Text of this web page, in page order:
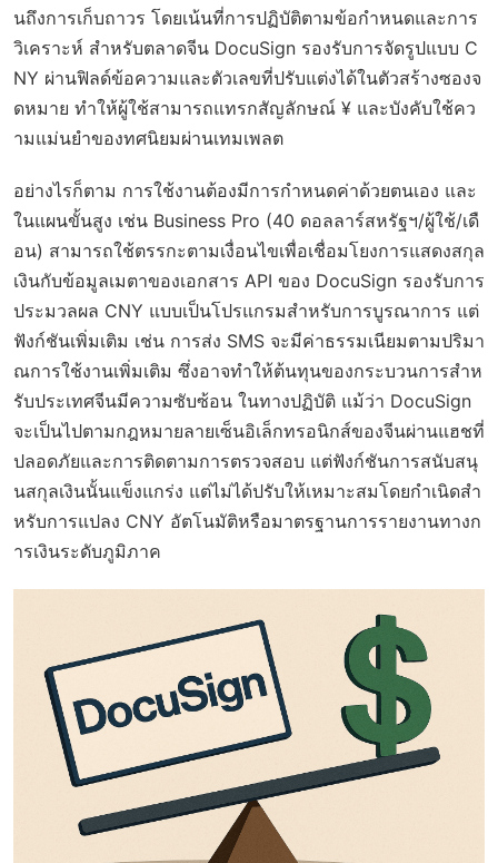
นถึงการเก็บถาวร โดยเน้นที่การปฏิบัติตามข้อกำหนดและการ
วิเคราะห์ สำหรับตลาดจีน DocuSign รองรับการจัดรูปแบบ C
NY ผ่านฟิลด์ข้อความและตัวเลขที่ปรับแต่งได้ในตัวสร้างซองจ
ดหมาย ทำให้ผู้ใช้สามารถแทรกสัญลักษณ์ ¥ และบังคับใช้คว
ามแม่นยำของทศนิยมผ่านเทมเพลต
อย่างไรก็ตาม การใช้งานต้องมีการกำหนดค่าด้วยตนเอง และ
ในแผนขั้นสูง เช่น Business Pro (40 ดอลลาร์สหรัฐฯ/ผู้ใช้/เดื
อน) สามารถใช้ตรรกะตามเงื่อนไขเพื่อเชื่อมโยงการแสดงสกุล
เงินกับข้อมูลเมตาของเอกสาร API ของ DocuSign รองรับการ
ประมวลผล CNY แบบเป็นโปรแกรมสำหรับการบูรณาการ แต่
ฟังก์ชันเพิ่มเติม เช่น การส่ง SMS จะมีค่าธรรมเนียมตามปริมา
ณการใช้งานเพิ่มเติม ซึ่งอาจทำให้ต้นทุนของกระบวนการสำห
รับประเทศจีนมีความซับซ้อน ในทางปฏิบัติ แม้ว่า DocuSign
จะเป็นไปตามกฎหมายลายเซ็นอิเล็กทรอนิกส์ของจีนผ่านแฮชที่
ปลอดภัยและการติดตามการตรวจสอบ แต่ฟังก์ชันการสนับสนุ
นสกุลเงินนั้นแข็งแกร่ง แต่ไม่ได้ปรับให้เหมาะสมโดยกำเนิดสำ
หรับการแปลง CNY อัตโนมัติหรือมาตรฐานการรายงานทางก
ารเงินระดับภูมิภาค